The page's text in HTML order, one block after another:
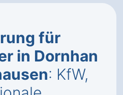
für
in Dornhan
: KfW,